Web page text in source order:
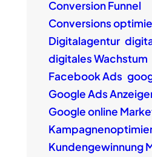
Conversion Funnel
Conversions
Digitalagentur
digitales Wachstum
Facebook Ads
Google Ads
Google online
Kundengewinnung